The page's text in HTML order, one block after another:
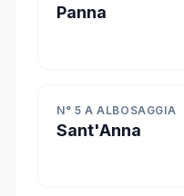
Panna
N° 5 A ALBOSAGGIA
Sant'Anna